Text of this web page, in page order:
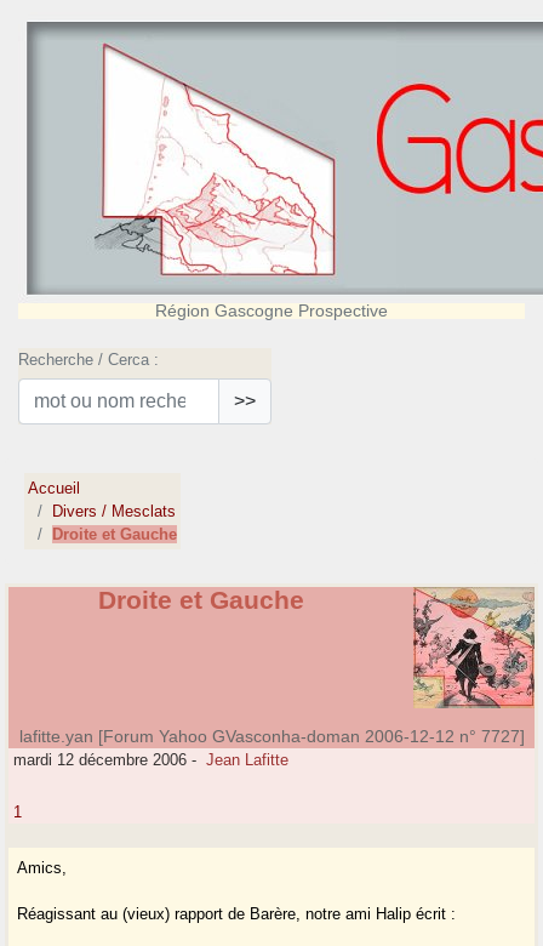
Région Gascogne Prospective
Recherche / Cerca :
>>
Accueil
Divers / Mesclats
Droite et Gauche
Droite et Gauche
lafitte.yan [Forum Yahoo GVasconha-doman 2006-12-12 n° 7727]
mardi 12 décembre 2006 - Jean Lafitte
1
Amics,
Réagissant au (vieux) rapport de Barère, notre ami Halip écrit :